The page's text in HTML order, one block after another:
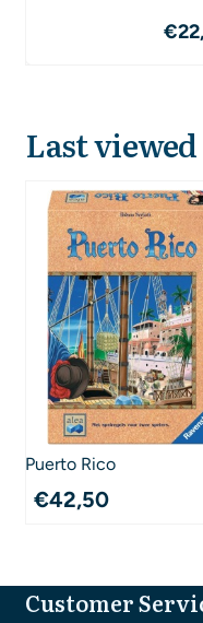
Last
Puerto Rico
€42,50
Customer